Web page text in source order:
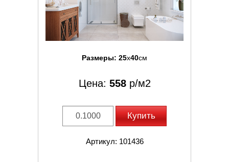
Размеры: 25x40см
Цена: 558р/м2
Купить
Артикул: 101436